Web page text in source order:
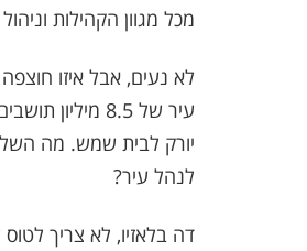
מכל מגוון הקהילות
לא נעים, אבל איזו
יורק לבית שמש. מה
לנהל עיר?